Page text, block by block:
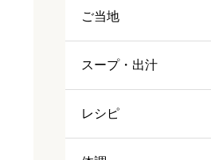
ご当地
スープ・出汁
レシピ